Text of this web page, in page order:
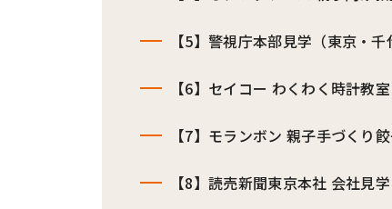
【5】警視庁本部見学（東京・千
【6】セイコー わくわく時計教
【7】モランボン 親子手づくり
【8】読売新聞東京本社 会社見